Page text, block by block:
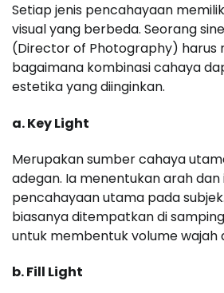
Setiap jenis pencahayaan
visual yang berbeda. Seorang
(Director of Photography) harus
bagaimana kombinasi cahaya
estetika yang diinginkan.
a. Key Light
Merupakan sumber cahaya
adegan. Ia menentukan arah
pencahayaan utama pada
biasanya ditempatkan di
untuk membentuk volume wajah
b. Fill Light